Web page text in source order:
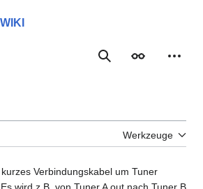
Suche
Werkzeuge
Verbindungskabel um Tuner